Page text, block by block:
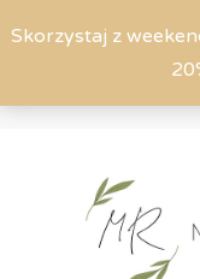
Skorzystaj z